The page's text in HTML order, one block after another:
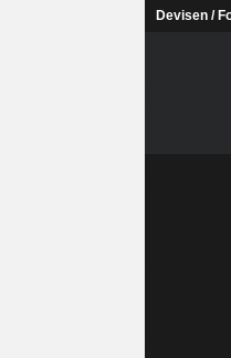
Devisen /